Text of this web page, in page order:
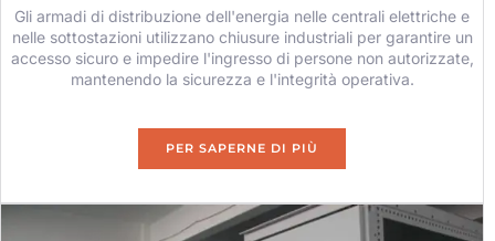
Gli armadi di distribuzione dell'energia nelle centrali elettriche e
nelle sottostazioni utilizzano chiusure industriali per garantire un
accesso sicuro e impedire l'ingresso di persone non autorizzate,
mantenendo la sicurezza e l'integrità operativa.
PER SAPERNE DI PIÙ